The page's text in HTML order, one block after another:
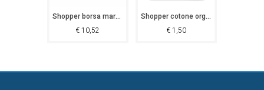
Shopper borsa mare Gravere
€ 10,52
Shopper cotone organico 140 gr Thiesi
€1,50